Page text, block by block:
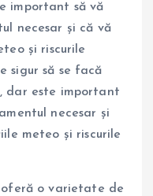
important să vă
necesar și că vă
și riscurile
sigur să se facă
dar este important
necesar și
meteo și riscurile
oferă o varietate de